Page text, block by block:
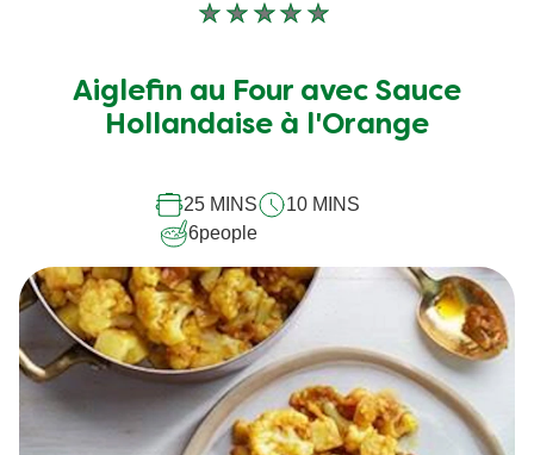
Aucune
soumise
pour
Aiglefin au Four avec Sauce
Hollandaise à l'Orange
25 MINS
10 MINS
6people